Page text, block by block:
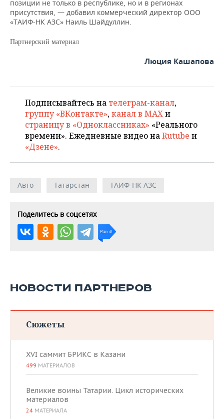
позиции не только в республике, но и в регионах
присутствия, — добавил коммерческий директор ООО
«ТАИФ-НК АЗС» Наиль Шайдуллин.
Партнерский материал
Люция Кашапова
Подписывайтесь на телеграм-канал,
группу «ВКонтакте»,канал в MAXи
страницу в «Одноклассниках» «Реального
времени». Ежедневные видео наRutube и
«Дзене».
Авто Татарстан ТАИФ-НК АЗС
Поделитесь в соцсетях
НОВОСТИ ПАРТНЕРОВ
Сюжеты
XVI саммит БРИКС в Казани
499 МАТЕРИАЛОВ
Великие воины Татарии. Цикл исторических
материалов
24 МАТЕРИАЛА